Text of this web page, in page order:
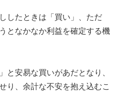
したときは「買い」、ただ
となかなか利益を確定する機
と安易な買いがあだとなり、
り、余計な不安を抱え込むこ